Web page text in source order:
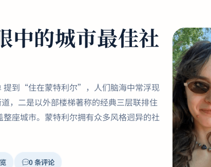
中的城市最佳社
提到“住在蒙特利尔”，人们脑海中常浮现
，二是以外部楼梯著称的经典三层联排住
座城市。蒙特利尔拥有众多风格迥异的社
0 条评论